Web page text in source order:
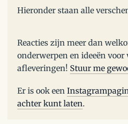
Hieronder staan alle
Reacties zijn meer dan
onderwerpen en ideeën voor
afleveringen! Stuur me
Er is ook een
achter kunt laten.